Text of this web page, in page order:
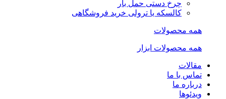
چرخ دستی حمل بار
کالسکه یا ترولی خرید فروشگاهی
همه محصولات
همه محصولات ابزار
مقالات
تماس با ما
درباره ما
ویدئوها